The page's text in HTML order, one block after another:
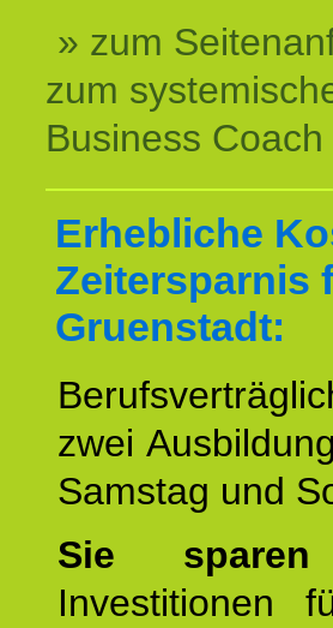
» zum
zum
Business Coach
Erhebliche
Zeitersparnis
Gruenstadt:
zwei
Samstag und
Sie
Investitionen